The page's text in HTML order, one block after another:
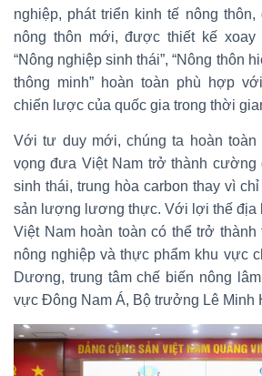
nghiệp, phát triển kinh tế nông
nông thôn mới, được thiết kế xoay
“Nông nghiệp sinh thái”, “Nông thôn
thông minh” hoàn toàn phù hợp
chiến lược của quốc gia trong thời
Với tư duy mới, chúng ta hoàn toàn
vọng đưa Việt Nam trở thành cường
sinh thái, trung hòa carbon thay vì
sản lượng lương thực. Với lợi thế địa
Việt Nam hoàn toàn có thể trở thành
nông nghiệp và thực phẩm khu vực
Dương, trung tâm chế biến nông
vực Đông Nam Á, Bộ trưởng Lê Minh